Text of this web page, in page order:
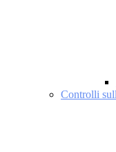
Controlli